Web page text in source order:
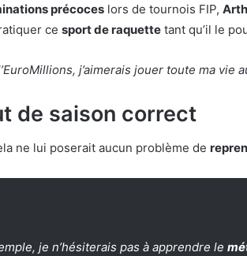
précoces lors de tournois FIP,
ce sport de raquette tant qu’il le
j’aimerais jouer toute ma
de saison correct
ne lui poserait aucun problème de
je n’hésiterais pas à apprendre le